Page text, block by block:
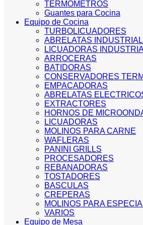
TERMOMETROS
Guantes para Cocina
Equipo de Cocina
TURBOLICUADORES
ABRELATAS
LICUADORAS
ARROCERAS
BATIDORAS
CONSERVADORES
EMPACADORAS
ABRELATAS
EXTRACTORES
HORNOS DE
LICUADORAS
MOLINOS PARA CARNE
WAFLERAS
PANINI GRILLS
PROCESADORES
REBANADORAS
TOSTADORES
BASCULAS
CREPERAS
MOLINOS PARA
VARIOS
Equipo de Mesa